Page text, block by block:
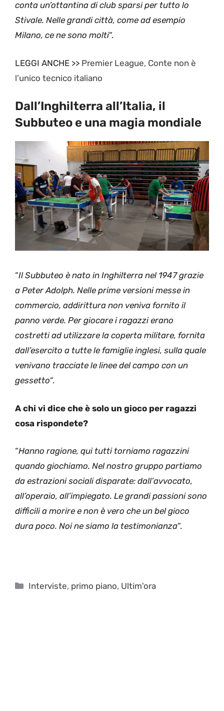
conta un’ottantina di club sparsi per tutto lo
Stivale. Nelle grandi città, come ad esempio
Milano, ce ne sono molti“.
LEGGI ANCHE >> Premier League, Conte non è
l’unico tecnico italiano
Dall’Inghilterra all’Italia, il
Subbuteo e una magia mondiale
“Il Subbuteo è nato in Inghilterra nel 1947 grazie
a Peter Adolph. Nelle prime versioni messe in
commercio, addirittura non veniva fornito il
panno verde. Per giocare i ragazzi erano
costretti ad utilizzare la coperta militare, fornita
dall’esercito a tutte le famiglie inglesi, sulla quale
venivano tracciate le linee del campo con un
gessetto“.
A chi vi dice che è solo un gioco per ragazzi
cosa rispondete?
“Hanno ragione, qui tutti torniamo ragazzini
quando giochiamo. Nel nostro gruppo partiamo
da estrazioni sociali disparate: dall’avvocato,
all’operaio, all’impiegato. Le grandi passioni sono
difficili a morire e non è vero che un bel gioco
dura poco. Noi ne siamo la testimonianza“.
Categorie
Interviste, primo piano, Ultim'ora